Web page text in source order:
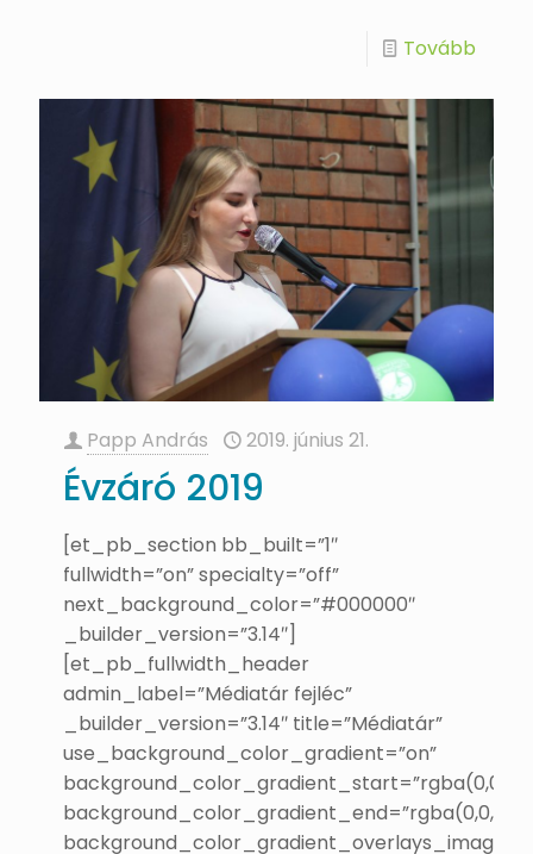
Tovább
Papp András 2019. június 21.
Évzáró 2019
[et_pb_section bb_built=”1″
fullwidth=”on” specialty=”off”
next_background_color=”#000000″
_builder_version=”3.14″]
[et_pb_fullwidth_header
admin_label=”Médiatár fejléc”
_builder_version=”3.14″ title=”Médiatár”
use_background_color_gradient=”on”